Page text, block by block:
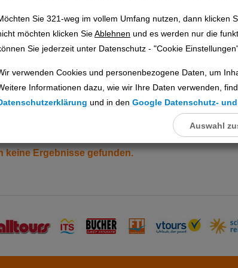
Sie 321-weg im vollem Umfang nutzen, dann klicken
möchten klicken SieAblehnen und es werden nur die
Sie jederzeit unter Datenschutz - "Cookie
verwenden Cookies und personenbezogene Daten, um
Informationen dazu, wie wir Ihre Daten verwenden,
und in den Google Datenschutz-
Technische Cookies
Advertising
Erweiterte Einstellungen
Auswahl
01.09.2026 bis 15.01.2026, 7 Tage 2
keine Ergebnisse gefunden.